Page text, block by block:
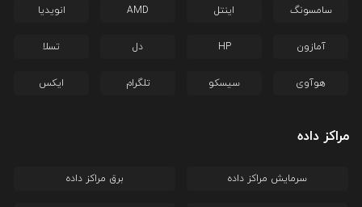
سامسونگ اینتل AMD انویدیا
آمازون HP دل تسلا
هوآوی سیسکو تلگرام ایکس
مراکز داده
سرمایش مراکز داده برق مراکز داده